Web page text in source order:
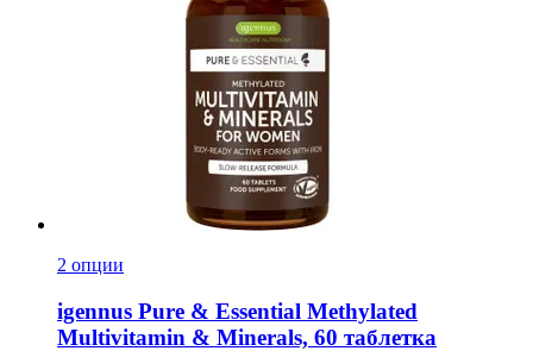
2 опции
igennus Pure & Essential Methylated
Multivitamin & Minerals, 60 таблетка